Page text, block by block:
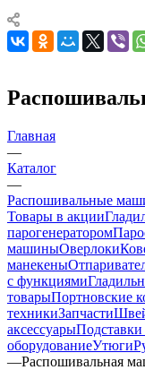
Главная
—
Каталог
—
Распошивальные
Товары в акции
парогенератором
машиныОверлоки
манекены
с функциями
товарыПортновские
техникиЗапчасти
аксессуары
оборудованиеУтюги
—Распошивальная